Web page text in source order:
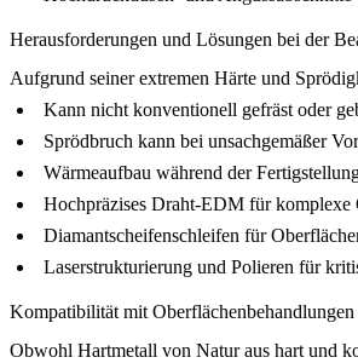
Herausforderungen und Lösungen bei der
Aufgrund seiner extremen Härte und
Kann nicht konventionell gefräst oder
Sprödbruch kann bei unsachgemäßer
Wärmeaufbau während der
Hochpräzises Draht-EDM für komplexe
Diamantscheifenschleifen für
Laserstrukturierung und Polieren für
Kompatibilität mit Oberflächenbehandlungen
Obwohl Hartmetall von Natur aus hart und